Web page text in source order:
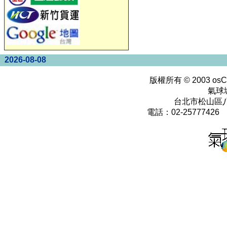
2026-08-08
版權所有 © 2003
氣球
台北市松山區
電話：02-25777426